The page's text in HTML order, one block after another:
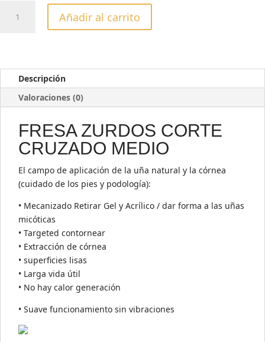
ZURDOS
cantidad
Añadir al carrito
Descripción
Valoraciones (0)
FRESA ZURDOS CORTE
CRUZADO MEDIO
El campo de aplicación de la uña natural y la córnea
(cuidado de los pies y podología):
• Mecanizado Retirar Gel y Acrílico / dar forma a las uñas
micóticas
• Targeted contornear
• Extracción de córnea
• superficies lisas
• Larga vida útil
• No hay calor generación
• Suave funcionamiento sin vibraciones